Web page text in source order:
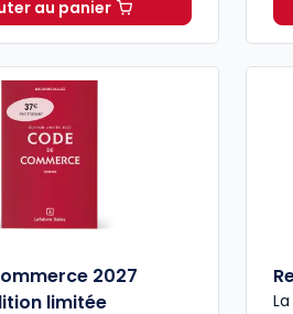
au panier
Bulletin Rapide Droit des
2027
limitée